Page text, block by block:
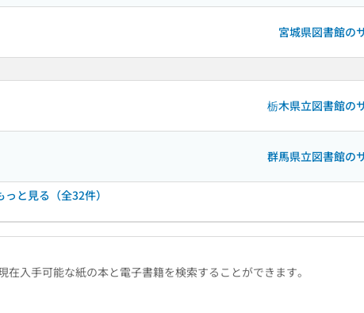
宮城県図書館の
栃木県立図書館の
群馬県立図書館の
っと見る（全32件）
入手可能な紙の本と電子書籍を検索することができます。